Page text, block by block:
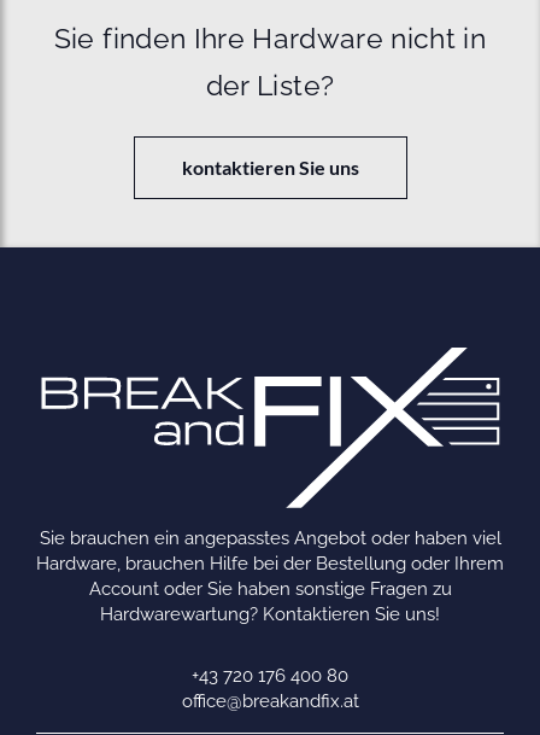
Sie finden Ihre Hardware nicht in
der Liste?
kontaktieren Sie uns
Sie brauchen ein angepasstes Angebot oder haben viel
Hardware, brauchen Hilfe bei der Bestellung oder Ihrem
Account oder Sie haben sonstige Fragen zu
Hardwarewartung? Kontaktieren Sie uns!
+43 720 176 400 80
office@breakandfix.at